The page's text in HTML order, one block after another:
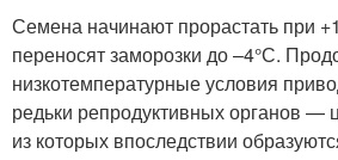
Семена начинают прорастать при
переносят заморозки до –4°С.
низкотемпературные условия
редьки репродуктивных органов —
из которых впоследствии